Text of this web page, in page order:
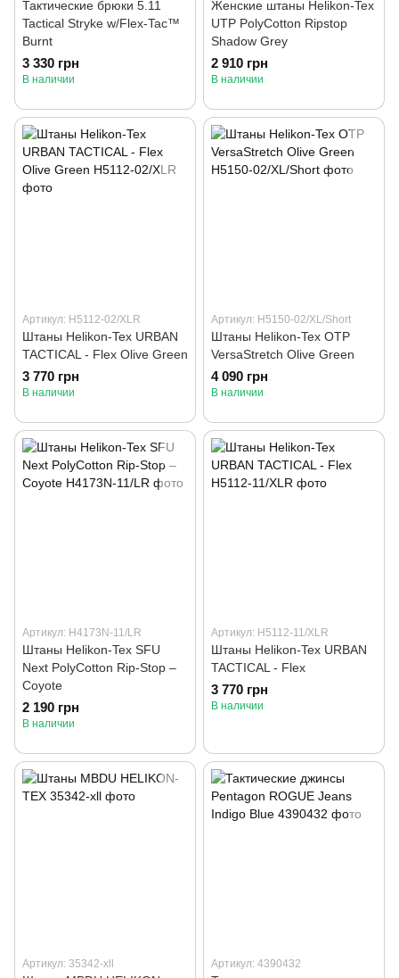
Тактические брюки 5.11
Tactical Stryke w/Flex-Tac™
Burnt
3 330 грн
В наличии
Женские штаны Helikon-Tex
UTP PolyCotton Ripstop
Shadow Grey
2 910 грн
В наличии
Артикул: H5112-02/XLR
Штаны Helikon-Tex URBAN
TACTICAL - Flex Olive Green
3 770 грн
В наличии
Артикул: H5150-02/XL/Short
Штаны Helikon-Tex OTP
VersaStretch Olive Green
4 090 грн
В наличии
Артикул: H4173N-11/LR
Штаны Helikon-Tex SFU
Next PolyCotton Rip-Stop –
Coyote
2 190 грн
В наличии
Артикул: H5112-11/XLR
Штаны Helikon-Tex URBAN
TACTICAL - Flex
3 770 грн
В наличии
Артикул: 35342-xll Артикул: 4390432